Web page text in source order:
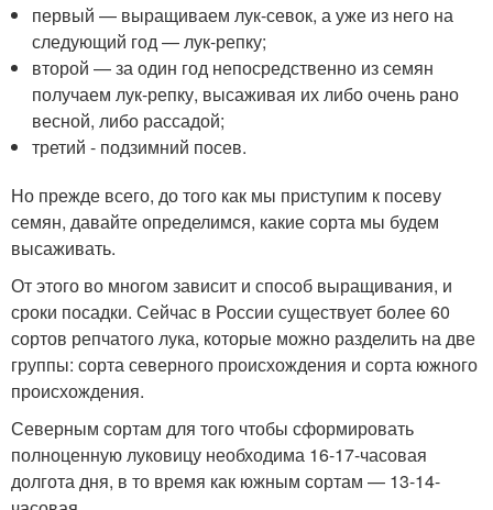
первый — выращиваем лук-севок, а уже из него на
следующий год — лук-репку;
второй — за один год непосредственно из семян
получаем лук-репку, высаживая их либо очень рано
весной, либо рассадой;
третий - подзимний посев.
Но прежде всего, до того как мы приступим к посеву
семян, давайте определимся, какие сорта мы будем
высаживать.
От этого во многом зависит и способ выращивания, и
сроки посадки. Сейчас в России существует более 60
сортов репчатого лука, которые можно разделить на две
группы: сорта северного происхождения и сорта южного
происхождения.
Северным сортам для того чтобы сформировать
полноценную луковицу необходима 16-17-часовая
долгота дня, в то время как южным сортам — 13-14-